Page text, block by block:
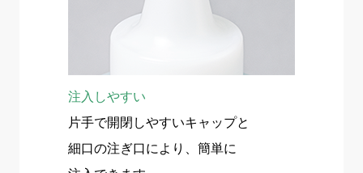
注入しやすい
片手で開閉しやすいキャップと
細口の注ぎ口により、簡単に